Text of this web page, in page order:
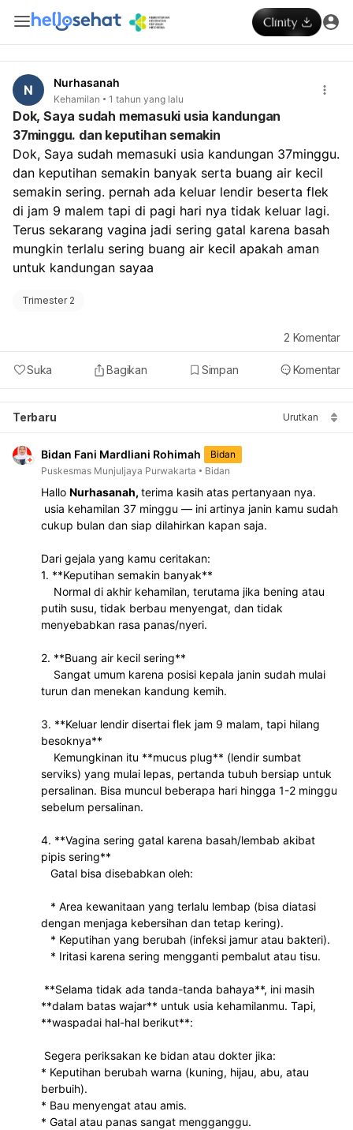
N Nurhasanah
Kehamilan 1 tahun yang lalu
Dok, Saya sudah memasuki usia kandungan
37minggu. dan keputihan semakin
Dok, Saya sudah memasuki usia kandungan 37minggu.
dan keputihan semakin banyak serta buang air kecil
semakin sering. pernah ada keluar lendir beserta flek
di jam 9 malem tapi di pagi hari nya tidak keluar lagi.
Terus sekarang vagina jadi sering gatal karena basah
mungkin terlalu sering buang air kecil apakah aman
untuk kandungan sayaa
Trimester 2
Suka Bagikan Simpan Komentar
2 Komentar
Terbaru Urutkan
Bidan Fani Mardliani Rohimah
Bidan
Puskesmas Munjuljaya Purwakarta
Bidan
Hallo Nurhasanah, terima kasih atas pertanyaan nya.
cukup bulan dan siap dilahirkan kapan saja.
Dari gejala yang kamu ceritakan:
1. **Keputihan semakin banyak**
putih susu, tidak berbau menyengat, dan tidak
menyebabkan rasa panas/nyeri.
2. **Buang air kecil sering**
turun dan menekan kandung kemih.
3. **Keluar lendir disertai flek jam 9 malam, tapi hilang
besoknya**
serviks) yang mulai lepas, pertanda tubuh bersiap untuk
persalinan. Bisa muncul beberapa hari hingga 1-2 minggu
sebelum persalinan.
4. **Vagina sering gatal karena basah/lembab akibat
pipis sering**
   Gatal bisa disebabkan oleh:
dengan menjaga kebersihan dan tetap kering).
   * Keputihan yang berubah (infeksi jamur atau bakteri).
   * Iritasi karena sering mengganti pembalut atau tisu.
**dalam batas wajar** untuk usia kehamilanmu. Tapi,
**waspadai hal-hal berikut**:
Segera periksakan ke bidan atau dokter jika:
* Keputihan berubah warna (kuning, hijau, abu, atau
berbuih).
* Bau menyengat atau amis.
* Gatal atau panas sangat mengganggu.